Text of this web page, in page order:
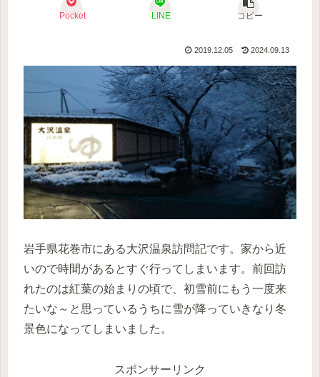
Pocket LINE コピー
2019.12.05 2024.09.13
岩手県花巻市にある大沢温泉訪問記です。家から近
いので時間があるとすぐ行ってしまいます。前回訪
れたのは紅葉の始まりの頃で、初雪前にもう一度来
たいな～と思っているうちに雪が降っていきなり冬
景色になってしまいました。
スポンサーリンク